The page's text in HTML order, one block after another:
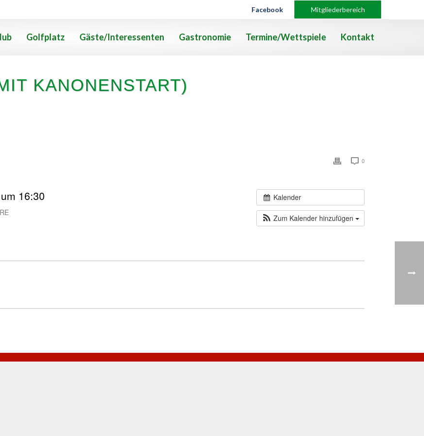
Facebook Mitgliederbereich
Golfplatz Gäste/Interessenten Gastronomie Termine/Wettspiele Kontakt
KANONENSTART)
0
Kalender
Zum Kalender hinzufügen
16:30